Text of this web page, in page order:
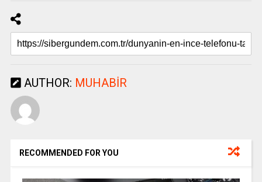
AUTHOR: MUHABIR
RECOMMENDED FOR YOU